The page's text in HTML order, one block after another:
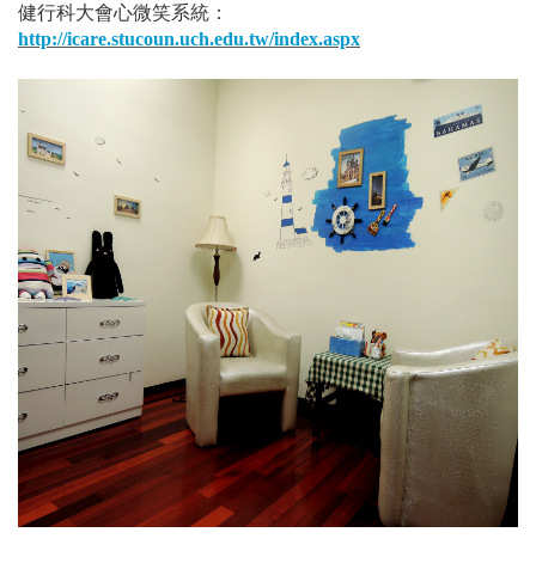
健行科大會心微笑系統：
http://icare.stucoun.uch.edu.tw/index.aspx